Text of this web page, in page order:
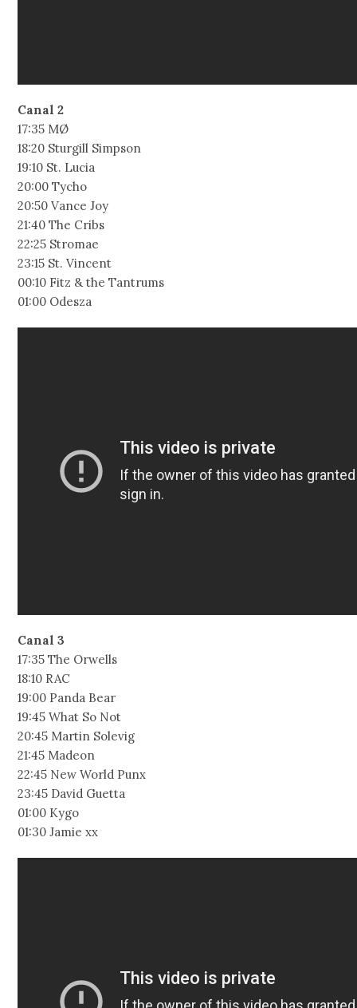
Canal 2
17:35 MØ
18:20 Sturgill Simpson
19:10 St. Lucia
20:00 Tycho
20:50 Vance Joy
21:40 The Cribs
22:25 Stromae
23:15 St. Vincent
00:10 Fitz & the Tantrums
01:00 Odesza
Canal 3
17:35 The Orwells
18:10 RAC
19:00 Panda Bear
19:45 What So Not
20:45 Martin Solevig
21:45 Madeon
22:45 New World Punx
23:45 David Guetta
01:00 Kygo
01:30 Jamie xx